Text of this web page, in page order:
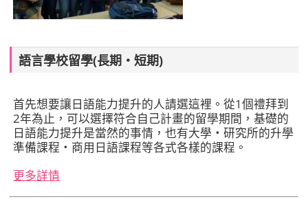
語言學校留學(長期・短期)
首先想要讓日語能力提升的人請選這裡。從1個禮拜到
2年為止，可以選擇符合自己計畫的留學期間，基礎的
日語能力提升是當然的事情，也有大學‧研究所的升學
準備課程‧商用日語課程等各式各樣的課程。
更多詳情